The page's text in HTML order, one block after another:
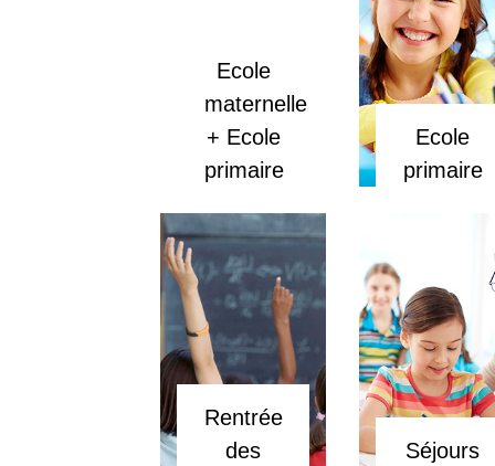
Ecole
maternelle
+ Ecole
primaire
Ecole
primaire
Rentrée
des
Séjours